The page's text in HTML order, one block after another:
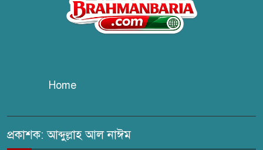
প্রকাশনা উৎসব
Home
প্রকাশক: আব্দুল্লাহ আল নাঈম